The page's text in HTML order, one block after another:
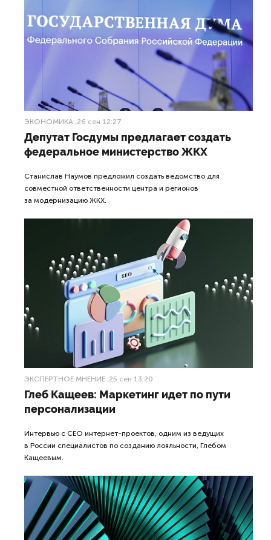
ЭКОНОМИКА ,26 сен 12:27
Депутат Госдумы предлагает создать
федеральное министерство ЖКХ
Станислав Наумов предложил создать ведомство для
совместной ответственности центра и регионов
за модернизацию ЖКХ.
ЭКСПЕРТНОЕ МНЕНИЕ ,25 сен 13:20
Глеб Кащеев: Маркетинг идет по пути
персонализации
Интервью с СЕО интернет-проектов, одним из ведущих
в России специалистов по созданию лояльности, Глебом
Кащеевым.